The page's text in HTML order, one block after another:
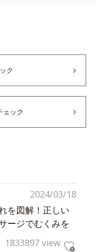
ク
ェック
2024/03/18
を図解！正しい
ージでむくみを
1833897 view